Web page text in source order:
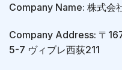
Company Name: 株式会
Company Address: 〒
5-7 ヴィブレ西荻211